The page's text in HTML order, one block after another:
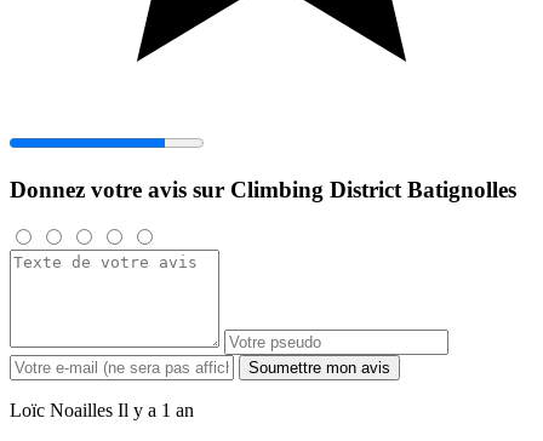
Donnez votre avis sur Climbing District Batignolles
Soumettre mon avis
Loïc Noailles Il y a 1 an